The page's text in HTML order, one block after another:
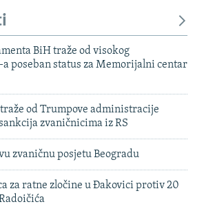
BiH traže od visokog
poseban status za Memorijalni centar
od Trumpove administracije
zvaničnicima iz RS
zvaničnu posjetu Beogradu
za ratne zločine u Đakovici protiv 20